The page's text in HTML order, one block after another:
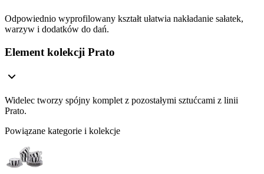
Odpowiednio wyprofilowany kształt ułatwia nakładanie sałatek,
warzyw i dodatków do dań.
Element kolekcji Prato
Widelec tworzy spójny komplet z pozostałymi sztućcami z linii
Prato.
Powiązane kategorie i kolekcje